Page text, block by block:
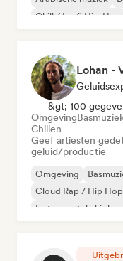
Chill / Lo-fi Hip-Hop
Lohan -
&gt; 100
Omgeving
Chillen
Geef artiesten
geluid/productie
Omgeving
Cloud Rap / Hip Hop
Instrumentale hiphop